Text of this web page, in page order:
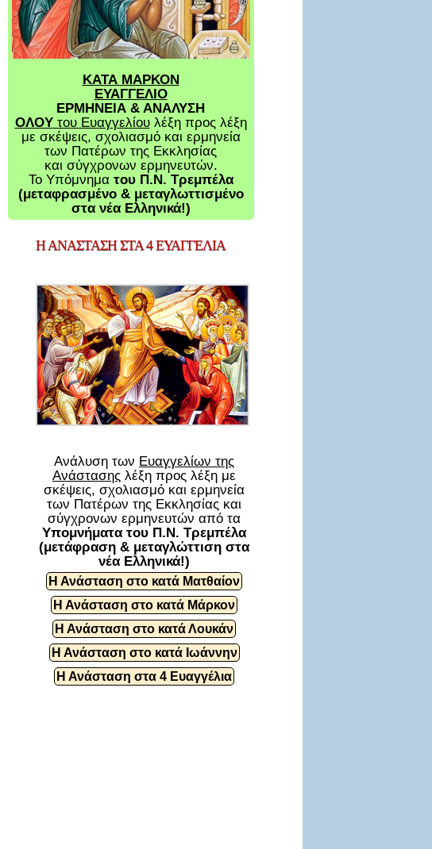
ΚΑΤΑ ΜΑΡΚΟΝ
ΕΥΑΓΓΕΛΙΟ
ΕΡΜΗΝΕΙΑ & ΑΝΑΛΥΣΗ
ΟΛΟΥτου Ευαγγελίουλέξη προς λέξη
με σκέψεις, σχολιασμό και ερμηνεία
των Πατέρων της Εκκλησίας
και σύγχρονων ερμηνευτών.
Το Υπόμνημα του Π.Ν. Τρεμπέλα
(μεταφρασμένο & μεταγλωττισμένο
στα νέα Ελληνικά!)
ΗΑΝΑΣΤΑΣΗ ΣΤΑ 4 ΕΥΑΓΓΕΛΙΑ
Ανάλυση των Ευαγγελίων της
Ανάστασης λέξη προς λέξη με
σκέψεις, σχολιασμό και ερμηνεία
των Πατέρων της Εκκλησίας και
σύγχρονων ερμηνευτών από τα
Υπομνήματα του Π.Ν. Τρεμπέλα
(μετάφραση & μεταγλώττιση στα
νέα Ελληνικά!)
Η Ανάσταση στο κατά Ματθαίον
Η Ανάσταση στο κατά Μάρκον
Η Ανάσταση στο κατά Λουκάν
Η Ανάσταση στο κατά Ιωάννην
Η Ανάσταση στα 4 Ευαγγέλια